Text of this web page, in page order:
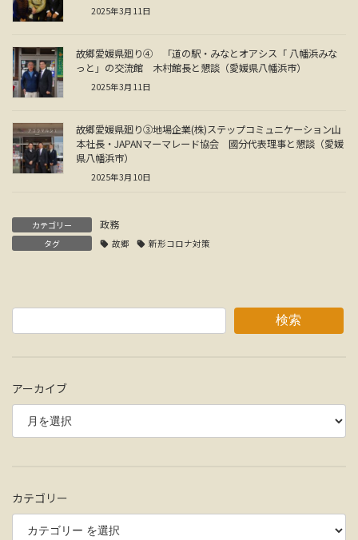
2025年3月11日
故郷愛媛県廻り④ 「道の駅・みなとオアシス「 八幡浜みな
っと」の交流館 木村館長と懇談（愛媛県八幡浜市）
2025年3月11日
故郷愛媛県廻り③地場企業(株)ステップコミュニケーション山
本社長・JAPANマーマレード協会 國分代表理事と懇談（愛媛
県八幡浜市）
2025年3月10日
カテゴリー 政務
タグ 故郷 新形コロナ対策
検索
アーカイブ
カテゴリー